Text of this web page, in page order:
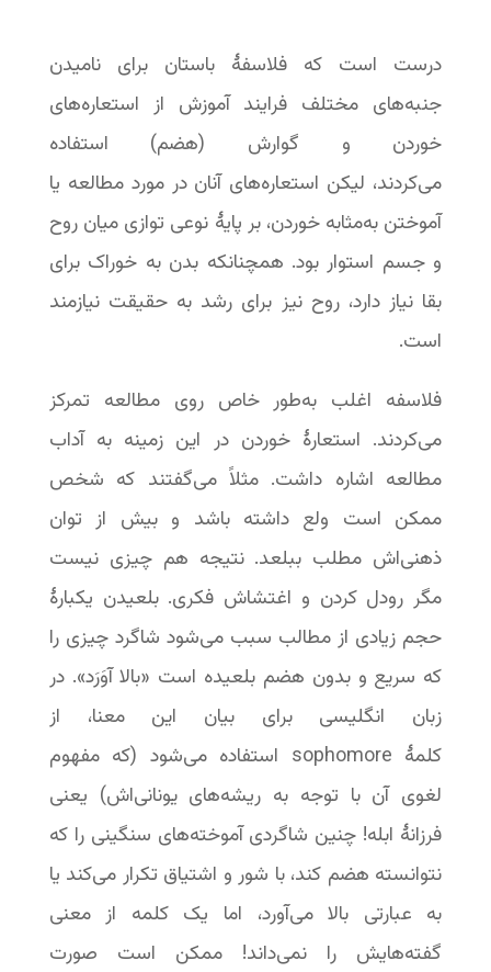
درست است که فلاسفۀ باستان برای نامیدن
جنبه‌های مختلف فرایند آموزش از استعاره‌های
خوردن و گوارش (هضم) استفاده
می‌کردند، لیکن استعاره‌های آنان در مورد مطالعه یا
آموختن به‌مثابه خوردن، بر پایۀ نوعی توازی میان روح
و جسم استوار بود. همچنانکه بدن به خوراک برای
بقا نیاز دارد، روح نیز برای رشد به حقیقت نیازمند
است.
فلاسفه اغلب به‌طور خاص روی مطالعه تمرکز
می‌کردند. استعارۀ خوردن در این زمینه به آداب
مطالعه اشاره داشت. مثلاً می‌گفتند که شخص
ممکن است ولع داشته باشد و بیش از توان
ذهنی‌اش مطلب ببلعد. نتیجه هم چیزی نیست
مگر رودل کردن و اغتشاش فکری. بلعیدن یکبارۀ
حجم زیادی از مطالب سبب می‌شود شاگرد چیزی را
که سریع و بدون هضم بلعیده است «بالا آوَرَد». در
زبان انگلیسی برای بیان این معنا، از
کلمۀ sophomore استفاده می‌شود (که مفهوم
لغوی آن با توجه به ریشه‌های یونانی‌اش) یعنی
فرزانۀ ابله! چنین شاگردی آموخته‌های سنگینی را که
نتوانسته هضم کند، با شور و اشتیاق تکرار می‌کند یا
به عبارتی بالا می‌آورد، اما یک کلمه از معنی
گفته‌هایش را نمی‌داند! ممکن است صورت